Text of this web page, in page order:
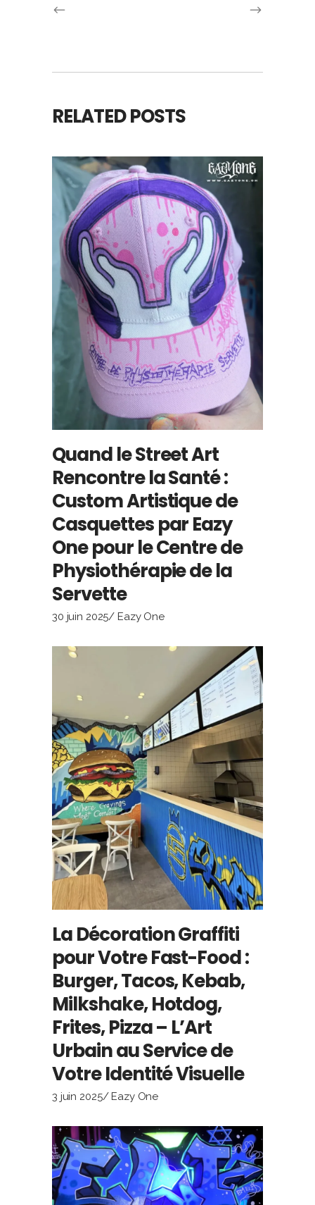
RELATED POSTS
Quand le Street Art
Rencontre la Santé :
Custom Artistique de
Casquettes par Eazy
One pour le Centre de
Physiothérapie de la
Servette
30 juin 2025 Eazy One
La Décoration Graffiti
pour Votre Fast-Food :
Burger, Tacos, Kebab,
Milkshake, Hotdog,
Frites, Pizza – L’Art
Urbain au Service de
Votre Identité Visuelle
3 juin 2025 Eazy One